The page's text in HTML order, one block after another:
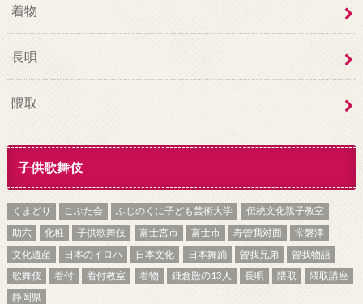
着物
長唄
隈取
子供歌舞伎
くまどり こぶた会 ふじのくに子ども芸術大学
伝統文化親子教室
助六
化粧 子供歌舞伎 富士宮市 富士市 寿曽我対面
常磐津
文化遺産
日本のイロハ 日本文化 日本舞踊 曽我兄弟
曽我物語
歌舞伎
着付 着付教室 着物 鎌倉殿の13人 長唄 隈取
隈取講座
静岡県